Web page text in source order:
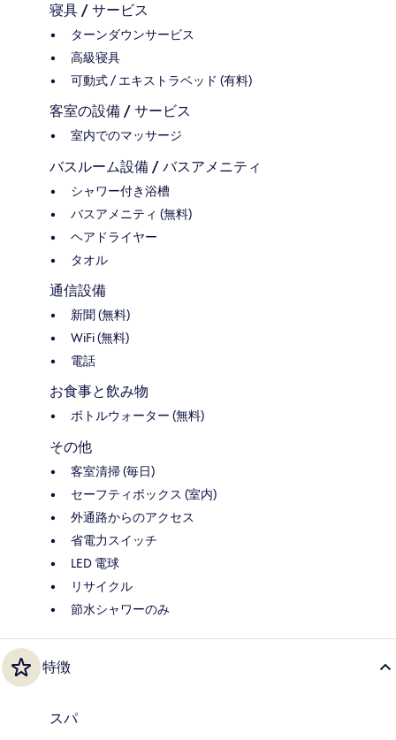
寝具 / サービス
ターンダウンサービス
高級寝具
可動式 / エキストラベッド (有料)
客室の設備 / サービス
室内でのマッサージ
バスルーム設備 / バスアメニティ
シャワー付き浴槽
バスアメニティ (無料)
ヘアドライヤー
タオル
通信設備
新聞 (無料)
WiFi (無料)
電話
お食事と飲み物
ボトルウォーター (無料)
その他
客室清掃 (毎日)
セーフティボックス (室内)
外通路からのアクセス
省電力スイッチ
LED 電球
リサイクル
節水シャワーのみ
特徴
スパ